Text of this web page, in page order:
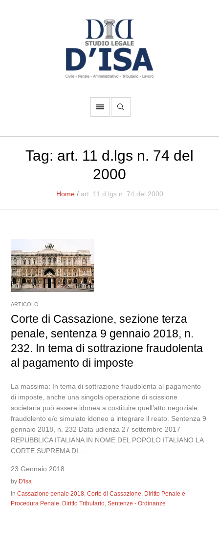
Tag: art. 11 d.lgs n. 74 del
2000
Home / art. 11 d.lgs n. 74 del 2000
ARTICOLO
Corte di Cassazione, sezione terza
penale, sentenza 9 gennaio 2018, n.
232. In tema di sottrazione fraudolenta
al pagamento di imposte
La massima: In tema di sottrazione fraudolenta al pagamento
di imposte, anche una singola operazione di scissione
societaria può essere idonea a costituire quell’atto negoziale
fraudolento e/o simulato idoneo a integrare il reato. Sentenza 9
gennaio 2018, n. 232 Data udienza 27 settembre 2017
REPUBBLICA ITALIANA IN NOME DEL POPOLO ITALIANO LA
CORTE SUPREMA DI...
23 Gennaio 2018
by D'Isa
InCassazione penale 2018,Corte di Cassazione, Diritto Penale e
Procedura Penale, Diritto Tributario,Sentenze - Ordinanze